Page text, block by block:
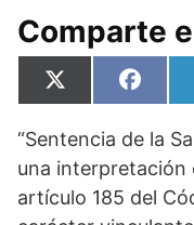
Comparte
Compartir
en
X
(
w
t
t
e
en
F
a
e
o
o
k
“Sentencia de la
una interpretación
artículo 185 del